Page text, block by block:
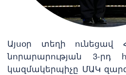
Այսօր տեղի ունեցավ
նորարարության 3-րդ
կազմակերպիչը ՄԱԿ